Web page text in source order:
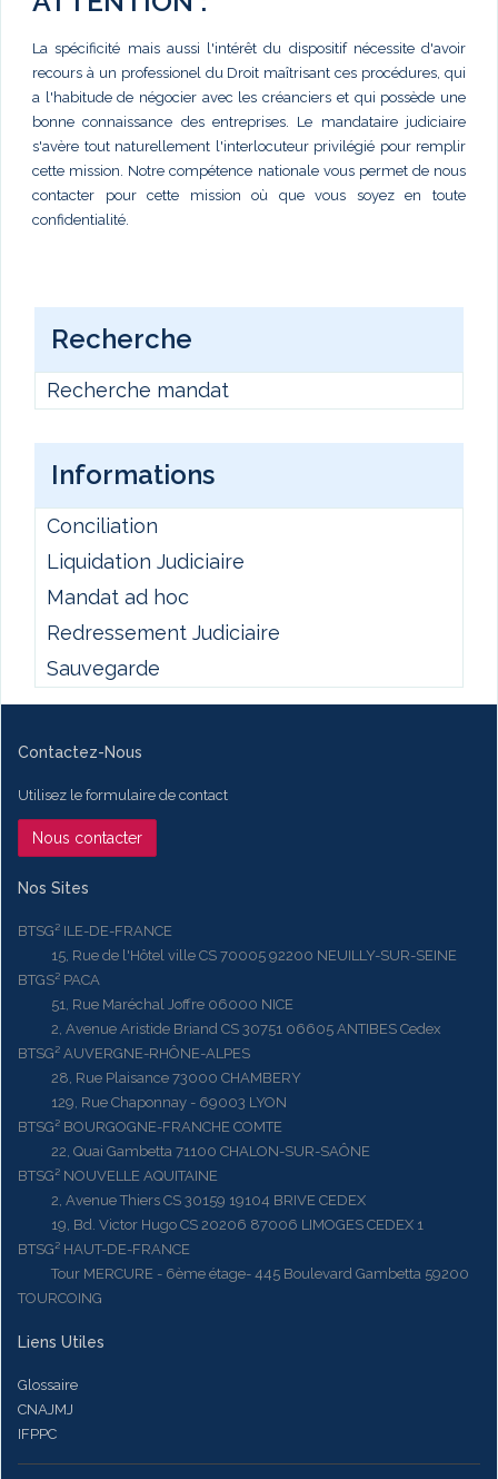
La spécificité mais aussi l'intérêt du dispositif nécessite d'avoir
recours à un professionel du Droit maîtrisant ces procédures, qui
a l'habitude de négocier avec les créanciers et qui possède une
bonne connaissance des entreprises. Le mandataire judiciaire
s'avère tout naturellement l'interlocuteur privilégié pour remplir
cette mission. Notre compétence nationale vous permet de nous
contacter pour cette mission où que vous soyez en toute
confidentialité.
Recherche
Recherche mandat
Informations
Conciliation
Liquidation Judiciaire
Mandat ad hoc
Redressement Judiciaire
Sauvegarde
Contactez-Nous
Utilisez le formulaire de contact
Nous contacter
Nos Sites
BTSG² ILE-DE-FRANCE
15, Rue de l'Hôtel ville CS 70005 92200 NEUILLY-SUR-SEINE
BTGS² PACA
51, Rue Maréchal Joffre 06000 NICE
2, Avenue Aristide Briand CS 30751 06605 ANTIBES Cedex
BTSG² AUVERGNE-RHÔNE-ALPES
28, Rue Plaisance 73000 CHAMBERY
129, Rue Chaponnay - 69003 LYON
BTSG² BOURGOGNE-FRANCHE COMTE
22, Quai Gambetta 71100 CHALON-SUR-SAÔNE
BTSG² NOUVELLE AQUITAINE
2, Avenue Thiers CS 30159 19104 BRIVE CEDEX
19, Bd. Victor Hugo CS 20206 87006 LIMOGES CEDEX 1
BTSG² HAUT-DE-FRANCE
Tour MERCURE - 6ème étage- 445 Boulevard Gambetta 59200
TOURCOING
Liens Utiles
Glossaire
CNAJMJ
IFPPC